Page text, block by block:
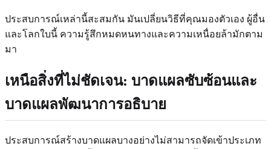
ประสบการณ์เหล่านี้สะสมกัน มันเปลี่ยนวิธีที่คุณมองตัวเอง ผู้อื่น
และโลกใบนี้ ความรู้สึกหมดหนทางและความเหนื่อยล้ามักตาม
มา
เหนือสิ่งที่ไม่ชัดเจน: บาดแผลซับซ้อนและ
บาดแผลพัฒนาการอธิบาย
ประสบการณ์สร้างบาดแผลบางอย่างไม่สามารถจัดเข้าประเภท